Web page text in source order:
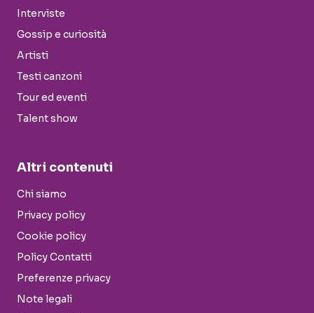
Interviste
Gossip e curiosità
Artisti
Testi canzoni
Tour ed eventi
Talent show
Altri contenuti
Chi siamo
Privacy policy
Cookie policy
Policy Contatti
Preferenze privacy
Note legali